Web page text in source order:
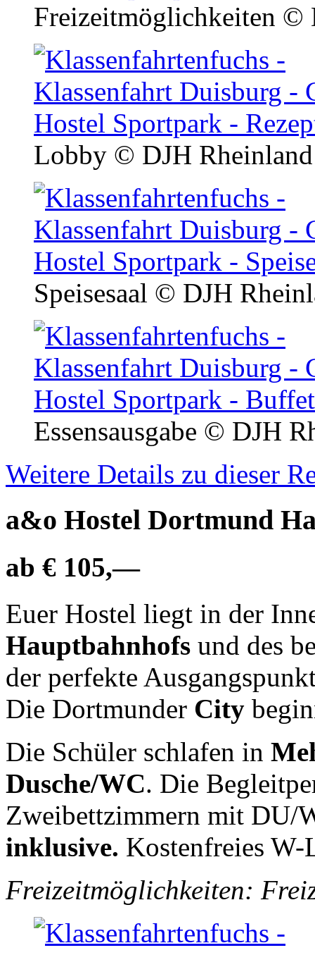
Freizeitmöglichkeiten ©
Lobby © DJH
Speisesaal © DJH
Essensausgabe © DJH
Weitere Details zu dieser
a&o Hostel Dortmund
ab € 105,—
Euer Hostel liegt in der
Hauptbahnhofs und des
der perfekte
Die Dortmunder City
Die Schüler schlafen in
Dusche/WC. Die
Zweibettzimmern mit DU/
inklusive. Kostenfreies W-
Freizeitmöglichkeiten: